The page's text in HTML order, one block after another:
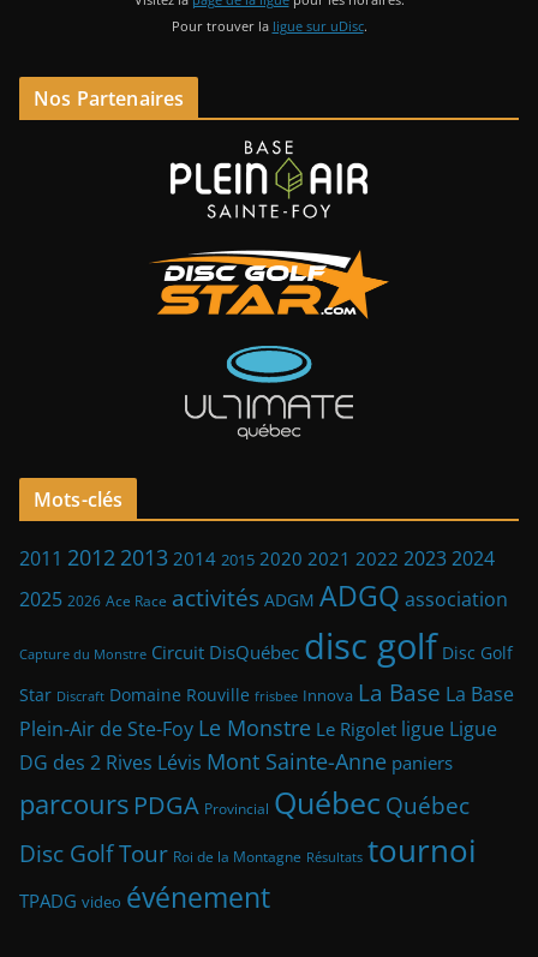
Pour trouver la ligue sur uDisc.
Nos Partenaires
Mots-clés
2011 2012 2013 2014 2015 2020 2021 2022 20232024
2025 2026 Ace Race activités ADGM ADGQ association
Capture du Monstre Circuit DisQuébec disc golf Disc Golf
Star Discraft Domaine Rouville frisbee Innova La Base La Base
Plein-Air de Ste-Foy Le Monstre Le Rigolet ligue Ligue
DG des 2 Rives Lévis Mont Sainte-Anne paniers
parcours PDGA Provincial Québec Québec
Disc Golf Tour Roi de la Montagne Résultats tournoi
TPADG video événement